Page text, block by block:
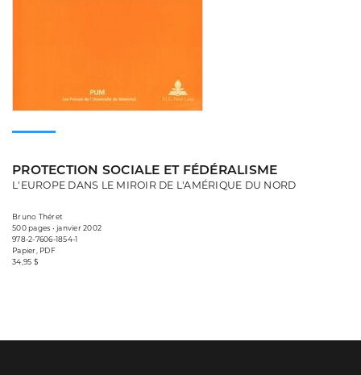
PROTECTION SOCIALE ET FÉDÉRALISME
L'EUROPE DANS LE MIROIR DE L'AMÉRIQUE DU NORD
Bruno Théret
500 pages • janvier 2002
978-2-7606-1854-1
Papier, PDF
34,95 $